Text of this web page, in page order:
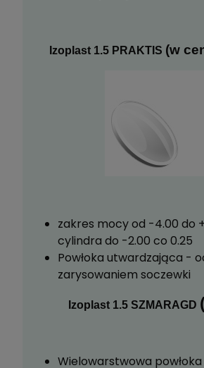
Izoplast 1.5 PRAKTIS (w
zakres mocy od -4.00 do
cylindra do -2.00 co 0.25
Powłoka utwardzająca -
zarysowaniem soczewki
Izoplast 1.5 SZMARAGD
Wielowarstwowa powłoka